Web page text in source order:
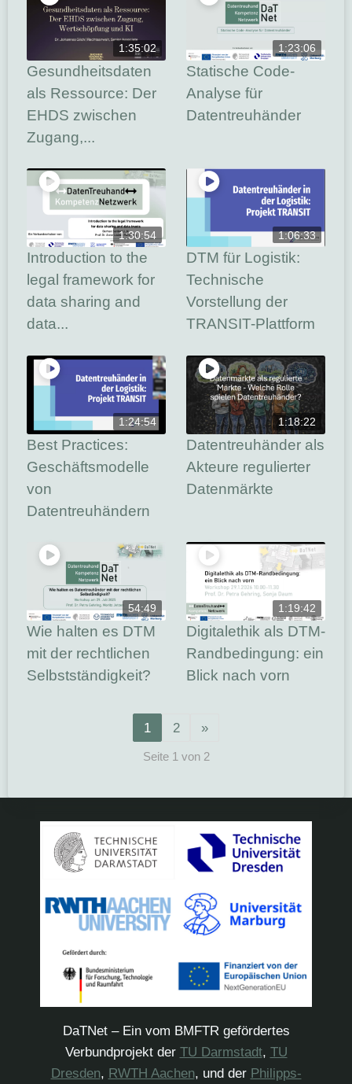
1:35:02
Gesundheitsdaten
als Ressource: Der
EHDS zwischen
Zugang,...
1:23:06
Statische Code-
Analyse für
Datentreuhänder
1:30:54
Introduction to the
legal framework for
data sharing and
data...
1:06:33
DTM für Logistik:
Technische
Vorstellung der
TRANSIT-Plattform
1:24:54
Best Practices:
Geschäftsmodelle
von
Datentreuhändern
1:18:22
Datentreuhänder als
Akteure regulierter
Datenmärkte
54:49
Wie halten es DTM
mit der rechtlichen
Selbstständigkeit?
1:19:42
Digitalethik als DTM-
Randbedingung: ein
Blick nach vorn
1 2 »
Seite 1 von 2
DaTNet – Ein vom BMFTR gefördertes
Verbundprojekt der TU Darmstadt, TU
Dresden, RWTH Aachen, und der Philipps-